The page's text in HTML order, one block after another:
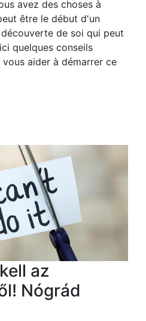
avez des choses à
être le début d'un
de soi qui peut
quelques conseils
aider à démarrer ce
az
Nógrád